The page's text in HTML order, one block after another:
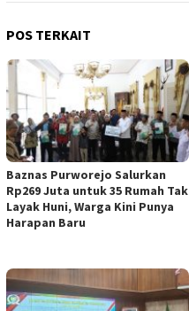
POS TERKAIT
Baznas Purworejo Salurkan
Rp269 Juta untuk 35 Rumah Tak
Layak Huni, Warga Kini Punya
Harapan Baru ‎